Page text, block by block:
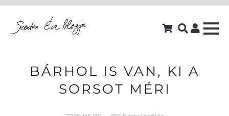
BÁRHOL IS VAN, KI A
SORSOT MÉRI